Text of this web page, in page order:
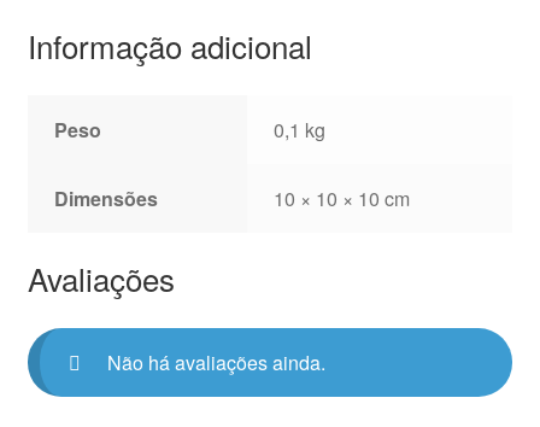
Informação adicional
Peso 0,1 kg
Dimensões 10 × 10 × 10 cm
Avaliações
Não há avaliações ainda.